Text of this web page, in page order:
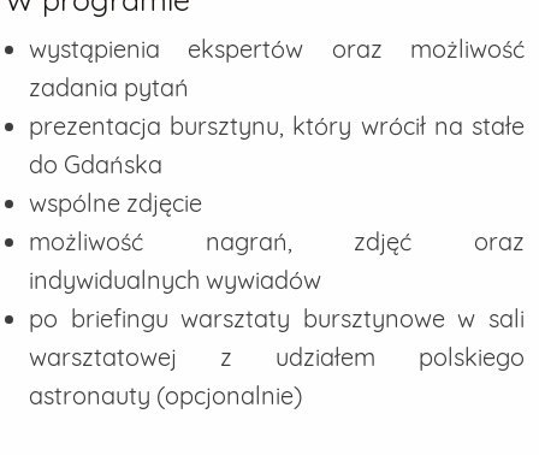
wystąpienia ekspertów oraz możliwość
zadania pytań
prezentacja bursztynu, który wrócił na stałe
do Gdańska
wspólne zdjęcie
możliwość nagrań, zdjęć oraz
indywidualnych wywiadów
po briefingu warsztaty bursztynowe w sali
warsztatowej z udziałem polskiego
astronauty (opcjonalnie)